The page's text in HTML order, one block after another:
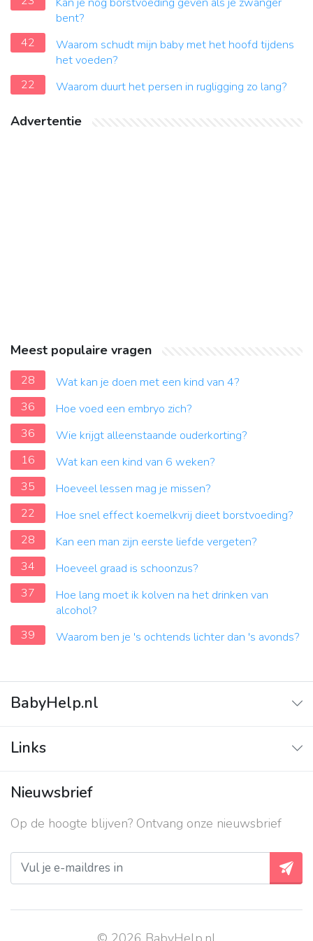
bent?
42
Waarom schudt mijn baby met het hoofd tijdens
het voeden?
22
Waarom duurt het persen in rugligging zo lang?
Advertentie
Meest populaire vragen
28
Wat kan je doen met een kind van 4?
36
Hoe voed een embryo zich?
36
Wie krijgt alleenstaande ouderkorting?
16
Wat kan een kind van 6 weken?
35
Hoeveel lessen mag je missen?
22
Hoe snel effect koemelkvrij dieet borstvoeding?
28
Kan een man zijn eerste liefde vergeten?
34
Hoeveel graad is schoonzus?
37
Hoe lang moet ik kolven na het drinken van
alcohol?
39
Waarom ben je 's ochtends lichter dan 's avonds?
BabyHelp.nl
Vraag & Antwoord
Links
Contact
Over ons
Privacy beleid
Nieuwsbrief
Op de hoogte blijven? Ontvang onze nieuwsbrief